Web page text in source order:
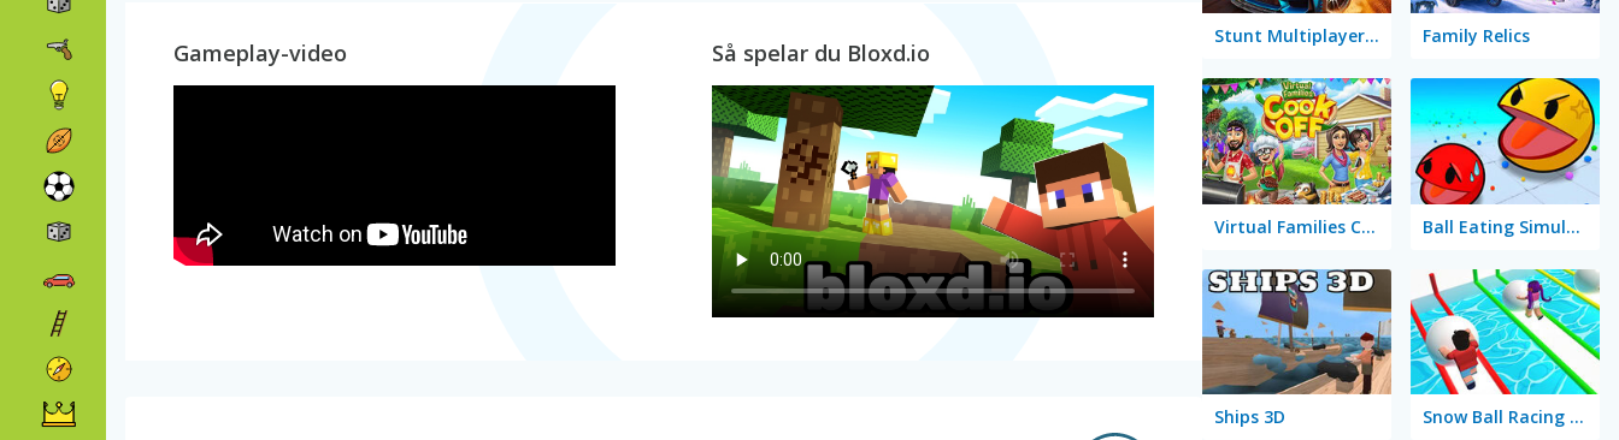
Gameplay-video Så spelar du Bloxd.io
Stunt Multiplayer Arena Family Relics
Virtual Families Cook Off Ball Eating Simulator
Ships 3D Snow Ball Racing Mutliplayer